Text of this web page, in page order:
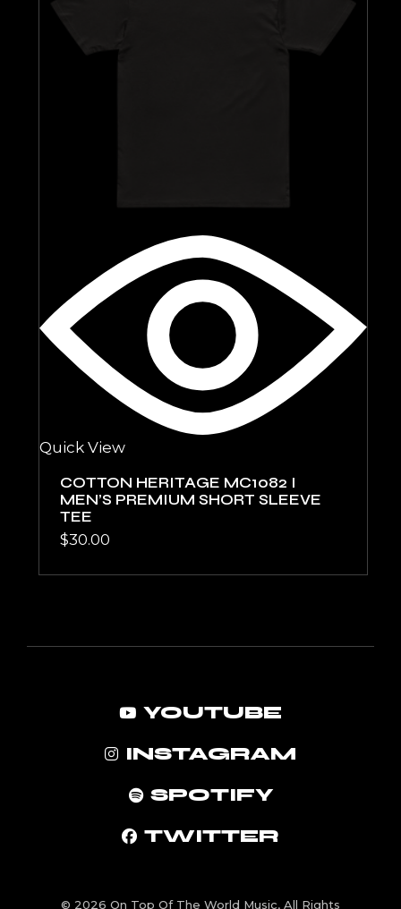
Quick View
COTTON HERITAGE MC1082 I
MEN’S PREMIUM SHORT SLEEVE
TEE
$30.00
YOUTUBE
INSTAGRAM
SPOTIFY
TWITTER
© 2026 On Top Of The World Music, All Rights